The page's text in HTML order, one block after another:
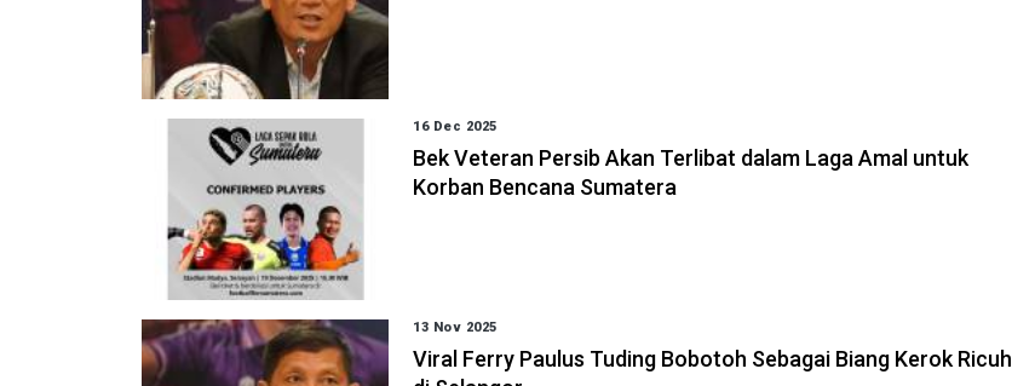
16 Dec 2025
Bek Veteran Persib Akan Terlibat dalam Laga Amal untuk
Korban Bencana Sumatera
13 Nov 2025
Viral Ferry Paulus Tuding Bobotoh Sebagai Biang Kerok Ricuh